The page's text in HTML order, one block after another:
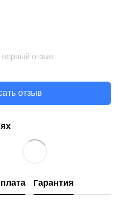
первый отзыв
отзыв
Гарантия